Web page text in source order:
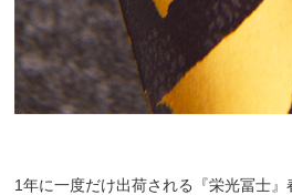
1年に一度だけ出荷される『栄光冨士』